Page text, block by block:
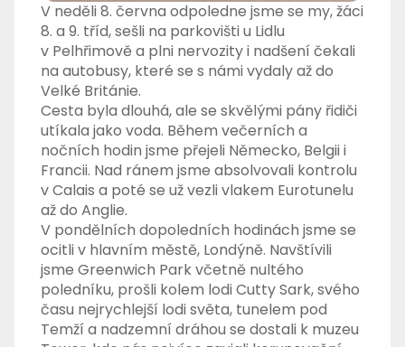
V neděli 8. června odpoledne jsme se my, žáci
8. a 9. tříd, sešli na parkovišti u Lidlu
v Pelhřimově a plni nervozity i nadšení čekali
na autobusy, které se s námi vydaly až do
Velké Británie.
Cesta byla dlouhá, ale se skvělými pány řidiči
utíkala jako voda. Během večerních a
nočních hodin jsme přejeli Německo, Belgii i
Francii. Nad ránem jsme absolvovali kontrolu
v Calais a poté se už vezli vlakem Eurotunelu
až do Anglie.
V pondělních dopoledních hodinách jsme se
ocitli v hlavním městě, Londýně. Navštívili
jsme Greenwich Park včetně nultého
poledníku, prošli kolem lodi Cutty Sark, svého
času nejrychlejší lodi světa, tunelem pod
Temží a nadzemní dráhou se dostali k muzeu